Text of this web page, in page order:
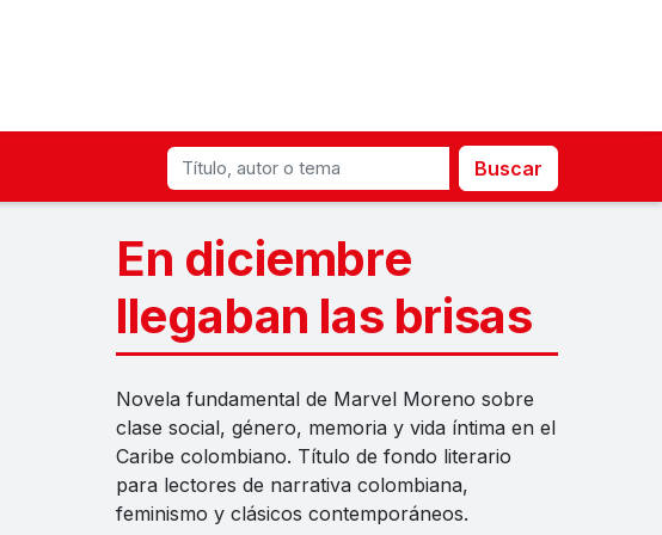
Buscar
En diciembre
llegaban las brisas
Novela fundamental de Marvel Moreno sobre
clase social, género, memoria y vida íntima en el
Caribe colombiano. Título de fondo literario
para lectores de narrativa colombiana,
feminismo y clásicos contemporáneos.